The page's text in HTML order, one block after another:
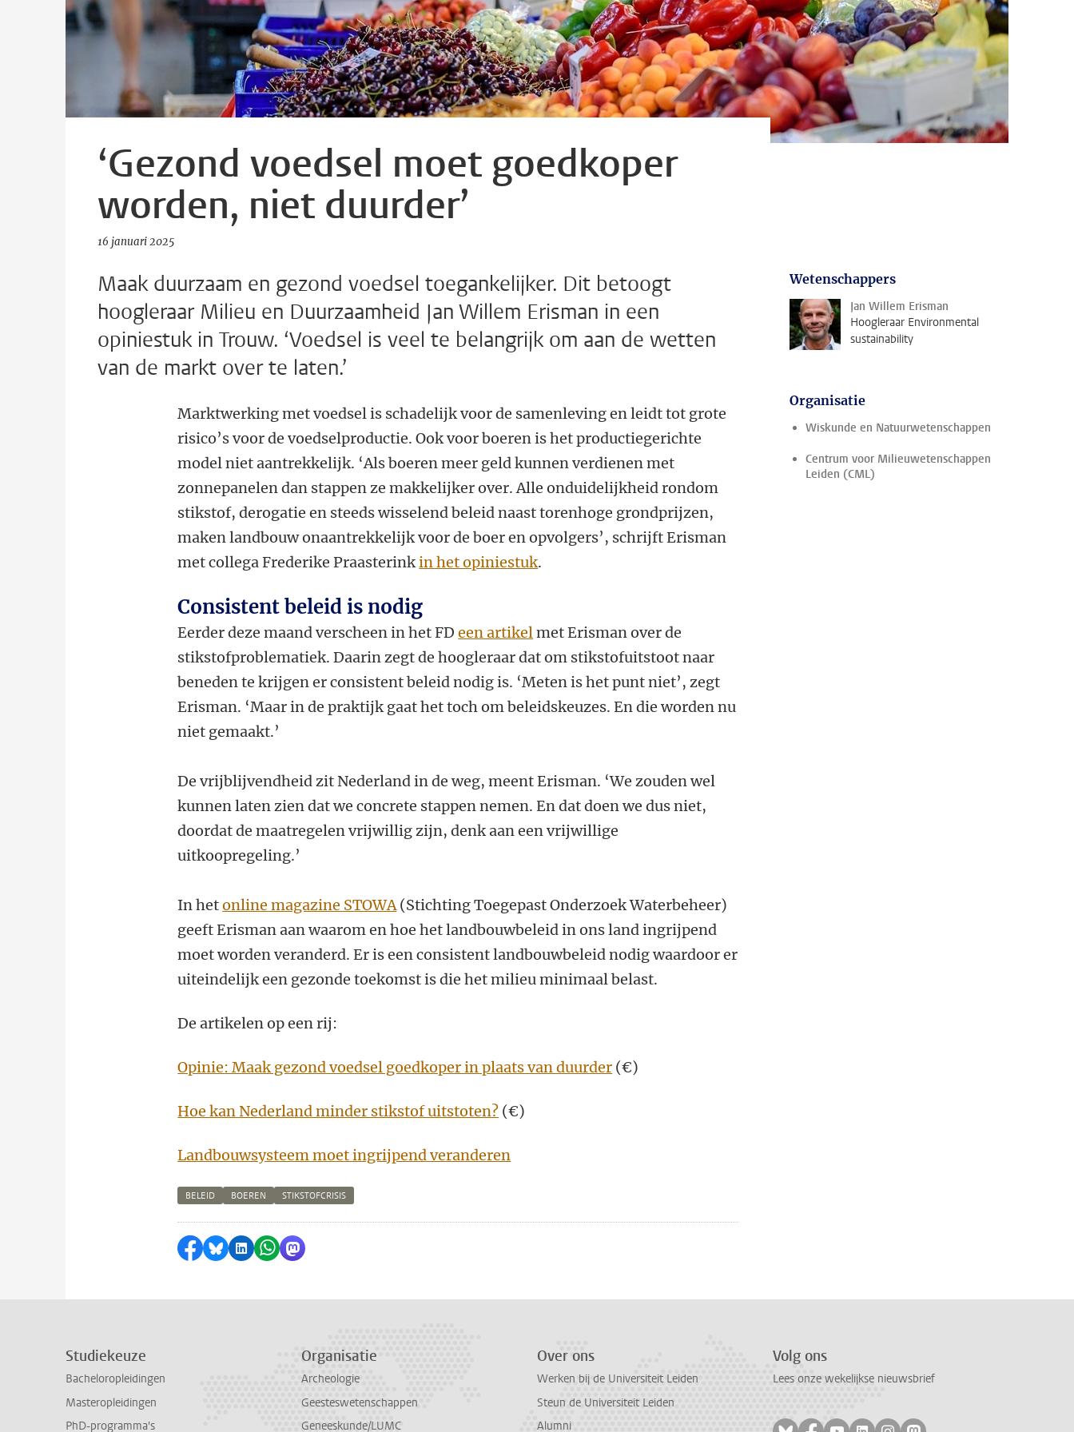
‘Gezond voedsel moet goedkoper
worden, niet duurder’
16 januari 2025
Maak duurzaam en gezond voedsel toegankelijker. Dit betoogt
hoogleraar Milieu en Duurzaamheid Jan Willem Erisman in een
opiniestuk in Trouw. ‘Voedsel is veel te belangrijk om aan de wetten
van de markt over te laten.’
Marktwerking met voedsel is schadelijk voor de samenleving en leidt tot grote
risico’s voor de voedselproductie. Ook voor boeren is het productiegerichte
model niet aantrekkelijk. ‘Als boeren meer geld kunnen verdienen met
zonnepanelen dan stappen ze makkelijker over. Alle onduidelijkheid rondom
stikstof, derogatie en steeds wisselend beleid naast torenhoge grondprijzen,
maken landbouw onaantrekkelijk voor de boer en opvolgers’, schrijft Erisman
met collega Frederike Praasterinkin het opiniestuk.
Consistent beleid is nodig
Eerder deze maand verscheen in het FDeen artikelmet Erisman over de
stikstofproblematiek. Daarin zegt de hoogleraar dat om stikstofuitstoot naar
beneden te krijgen er consistent beleid nodig is. ‘Meten is het punt niet’, zegt
Erisman. ‘Maar in de praktijk gaat het toch om beleidskeuzes. En die worden nu
niet gemaakt.’
De vrijblijvendheid zit Nederland in de weg, meent Erisman. ‘We zouden wel
kunnen laten zien dat we concrete stappen nemen. En dat doen we dus niet,
doordat de maatregelen vrijwillig zijn, denk aan een vrijwillige
uitkoopregeling.’
In hetonline magazine STOWA(Stichting Toegepast Onderzoek Waterbeheer)
geeft Erisman aan waarom en hoe het landbouwbeleid in ons land ingrijpend
moet worden veranderd. Er is een consistent landbouwbeleid nodig waardoor er
uiteindelijk een gezonde toekomst is die het milieu minimaal belast.
De artikelen op een rij:
Opinie: Maak gezond voedsel goedkoper in plaats van duurder (€)
Hoe kan Nederland minder stikstof uitstoten? (€)
Landbouwsysteem moet ingrijpend veranderen
BELEID BOEREN STIKSTOFCRISIS
Delen op Facebook
Delen via Bluesky
Delen op LinkedIn
Delen via WhatsApp
Delen via Mastodon
Wetenschappers
Jan Willem Erisman
Hoogleraar Environmental
sustainability
Organisatie
Wiskunde en Natuurwetenschappen
Centrum voor Milieuwetenschappen
Leiden (CML)
Studiekeuze
Bacheloropleidingen
Masteropleidingen
PhD-programma's
Organisatie
Archeologie
Geesteswetenschappen
Geneeskunde/LUMC
Over ons
Werken bij de Universiteit Leiden
Steun de Universiteit Leiden
Alumni
Volg ons
Lees onze wekelijkse nieuwsbrief